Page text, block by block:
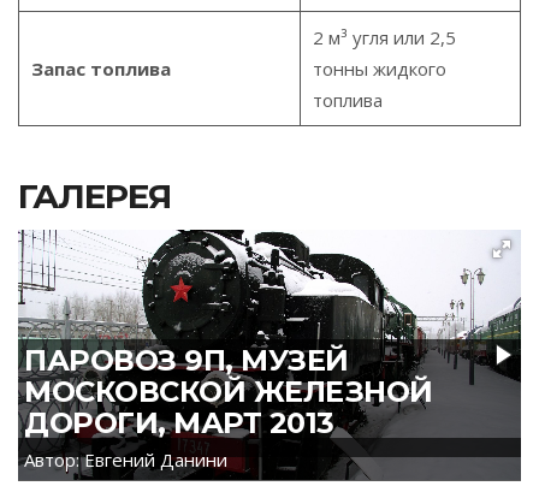
Запас топлива
2 м³ угля или 2,5
тонны жидкого
топлива
ГАЛЕРЕЯ
ПАРОВОЗ 9П, МУЗЕЙ
МОСКОВСКОЙ ЖЕЛЕЗНОЙ
ДОРОГИ, МАРТ 2013
Автор: Евгений Данини